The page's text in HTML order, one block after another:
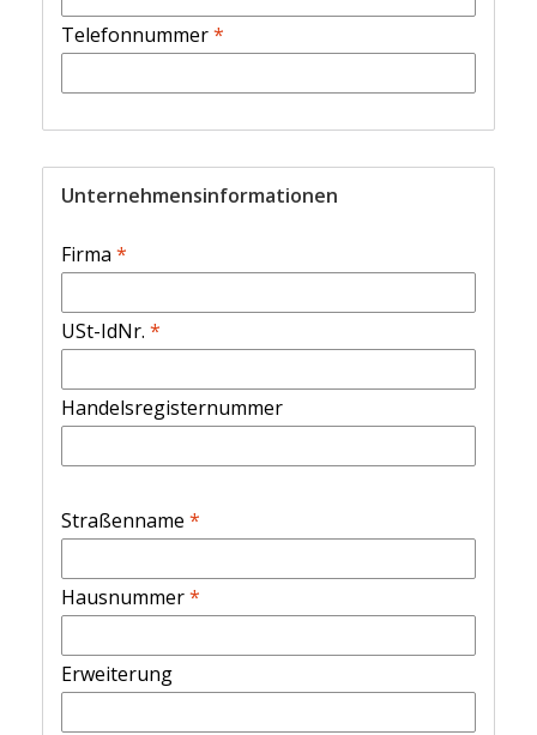
Telefonnummer*
Unternehmensinformationen
Firma *
USt-IdNr. *
Handelsregisternummer
Straßenname *
Hausnummer*
Erweiterung